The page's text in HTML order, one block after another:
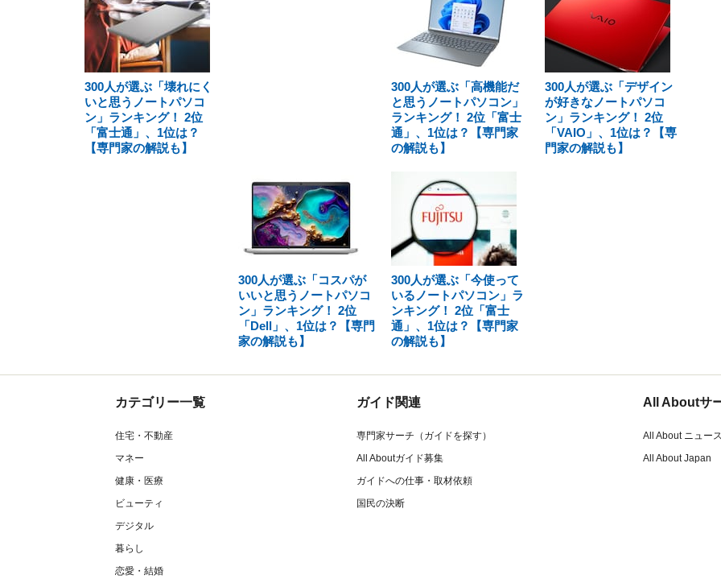
300人が選ぶ「壊れにく
いと思うノートパソコ
ン」ランキング！ 2位
「富士通」、1位は？
【専門家の解説も】
300人が選ぶ「高機能だ
と思うノートパソコン」
ランキング！ 2位「富士
通」、1位は？【専門家
の解説も】
300人が選ぶ「デザイン
が好きなノートパソコ
ン」ランキング！ 2位
「VAIO」、1位は？【専
門家の解説も】
300人が選ぶ「コスパが
いいと思うノートパソコ
ン」ランキング！ 2位
「Dell」、1位は？【専門
家の解説も】
300人が選ぶ「今使って
いるノートパソコン」ラ
ンキング！ 2位「富士
通」、1位は？【専門家
の解説も】
カテゴリー一覧
住宅・不動産
マネー
健康・医療
ビューティ
デジタル
暮らし
恋愛・結婚
ガイド関連
専門家サーチ（ガイドを探す）
All Aboutガイド募集
ガイドへの仕事・取材依頼
国民の決断
All Aboutサ
All About ニュース
All About Japan